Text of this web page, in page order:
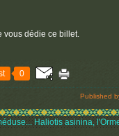
vous dédie ce billet.
0
Published
Haliotis asinina,